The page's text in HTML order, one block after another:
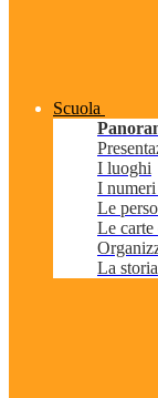
Scuola
I luoghi
I numeri
Le
Le carte
La storia